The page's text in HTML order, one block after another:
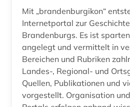
Mit „brandenburgikon“
Internetportal zur
Brandenburgs. Es ist
angelegt und vermittelt in
Bereichen und Rubriken
Landes-, Regional- und
Quellen, Publikationen und
vorgestellt. Organisation